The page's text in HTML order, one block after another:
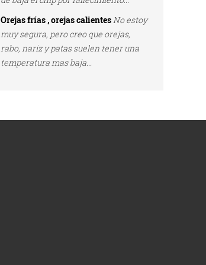
Orejas frías , orejas calientesNo estoy
muy segura, pero creo que orejas,
rabo, nariz y patas suelen tener una
temperatura mas baja...